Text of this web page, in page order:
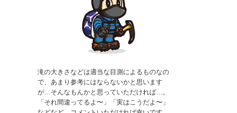
滝の大きさなどは適当な目測によるものなの
で、あまり参考にはならないかと思います
が…そんなもんかと思っていただければ…。
「それ間違ってるよ〜」「実はこうだよ〜」